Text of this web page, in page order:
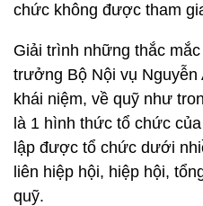
chức không được tham
Giải trình những thắc
trưởng Bộ Nội vụ Nguyễn
khái niệm, về quỹ như
là 1 hình thức tổ chức
lập được tổ chức dưới
liên hiệp hội, hiệp hội,
quỹ.